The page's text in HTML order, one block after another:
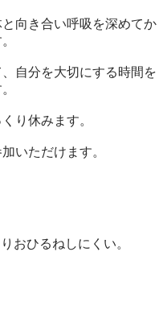
向き合い呼吸を深めてか
自分を大切にする時間を
り休みます。
いただけます。
おひるねしにくい。